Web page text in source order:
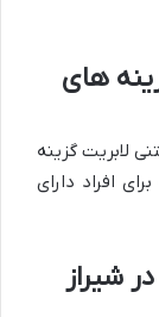
های
لابریت گزینه
افراد دارای
شیراز